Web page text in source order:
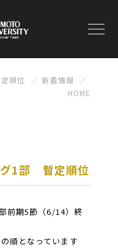
順位
新着情報
HOME
グ1部 暫定順位
前期5節（6/14）終
順となっています